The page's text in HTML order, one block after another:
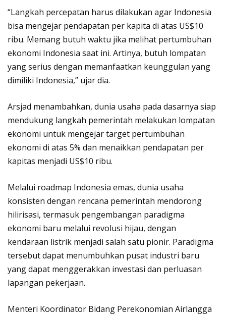
“Langkah percepatan harus dilakukan agar Indonesia
bisa mengejar pendapatan per kapita di atas US$10
ribu. Memang butuh waktu jika melihat pertumbuhan
ekonomi Indonesia saat ini. Artinya, butuh lompatan
yang serius dengan memanfaatkan keunggulan yang
dimiliki Indonesia,” ujar dia.
Arsjad menambahkan, dunia usaha pada dasarnya siap
mendukung langkah pemerintah melakukan lompatan
ekonomi untuk mengejar target pertumbuhan
ekonomi di atas 5% dan menaikkan pendapatan per
kapitas menjadi US$10 ribu.
Melalui roadmap Indonesia emas, dunia usaha
konsisten dengan rencana pemerintah mendorong
hilirisasi, termasuk pengembangan paradigma
ekonomi baru melalui revolusi hijau, dengan
kendaraan listrik menjadi salah satu pionir. Paradigma
tersebut dapat menumbuhkan pusat industri baru
yang dapat menggerakkan investasi dan perluasan
lapangan pekerjaan.
Menteri Koordinator Bidang Perekonomian Airlangga